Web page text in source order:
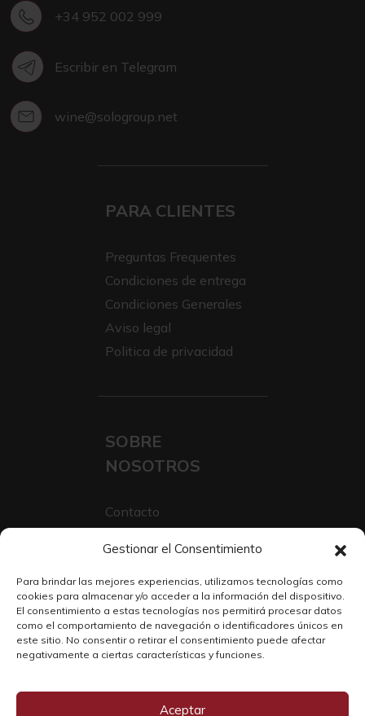
Gestionar el Consentimiento
Para brindar las mejores experiencias, utilizamos tecnologías como
cookies para almacenar y/o acceder a la información del dispositivo.
El consentimiento a estas tecnologías nos permitirá procesar datos
como el comportamiento de navegación o identificadores únicos en
este sitio. No consentir o retirar el consentimiento puede afectar
negativamente a ciertas características y funciones.
Aceptar
+34 952 002 999
Escribir en Telegram
wine@sologroup.net
PARA CLIENTES
Preguntas Frequentes
Condiciones de entrega
Condiciones Generales
Aviso legal
Politica de privacidad
SOBRE
NOSOTROS
Contacto